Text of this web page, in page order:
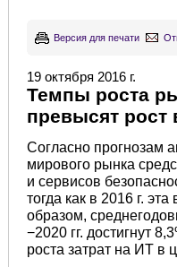
Версия для печати
19 октября 2016 г.
Темпы роста
превысят рост
Согласно прогнозам
мирового рынка
и сервисов
тогда как в 2016 г.
образом,
−2020 гг. достигнут
роста затрат на ИТ в